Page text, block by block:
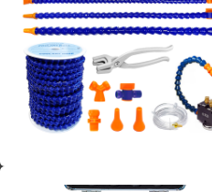
Винты torx